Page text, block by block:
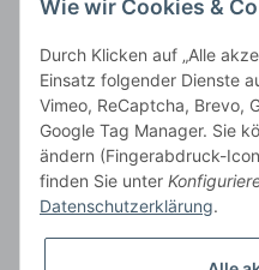
Vertrag
Wie wir Cookies &
Durch Klicken auf „Alle
Einsatz folgender Dienste
Vimeo, ReCaptcha, Brevo,
Google Tag Manager. Sie
ändern (Fingerabdruck-
finden Sie unter
Datenschutzerklärung.